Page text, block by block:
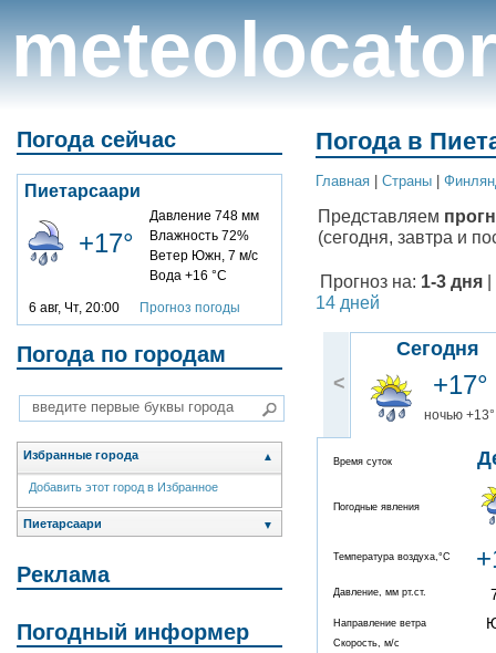
meteolocator
Погода сейчас
Пиетарсаари
+17°
Давление 748 мм
Влажность 72%
Ветер Южн, 7 м/с
Вода +16 °C
6 авг, Чт, 20:00 Прогноз погоды
Погода по городам
Избранные города ▲
Добавить этот город в Избранное
Пиетарсаари ▼
Реклама
Погодный информер
Погода в
Главная Cтраны
Представляем
(сегодня, завтра и
Прогноз на: 1-3 дня
14 дней
<
Сегодня
+17°
ночью +13°
Время суток
Погодные явления
Температура воздуха,°C
Давление, мм рт.ст.
Направление ветра
Скорость, м/с